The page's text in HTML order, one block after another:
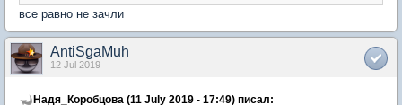
все равно не зачли
AntiSgaMuh
12 Jul 2019
Надя_Коробцова (11 July 2019 - 17:49) писал: